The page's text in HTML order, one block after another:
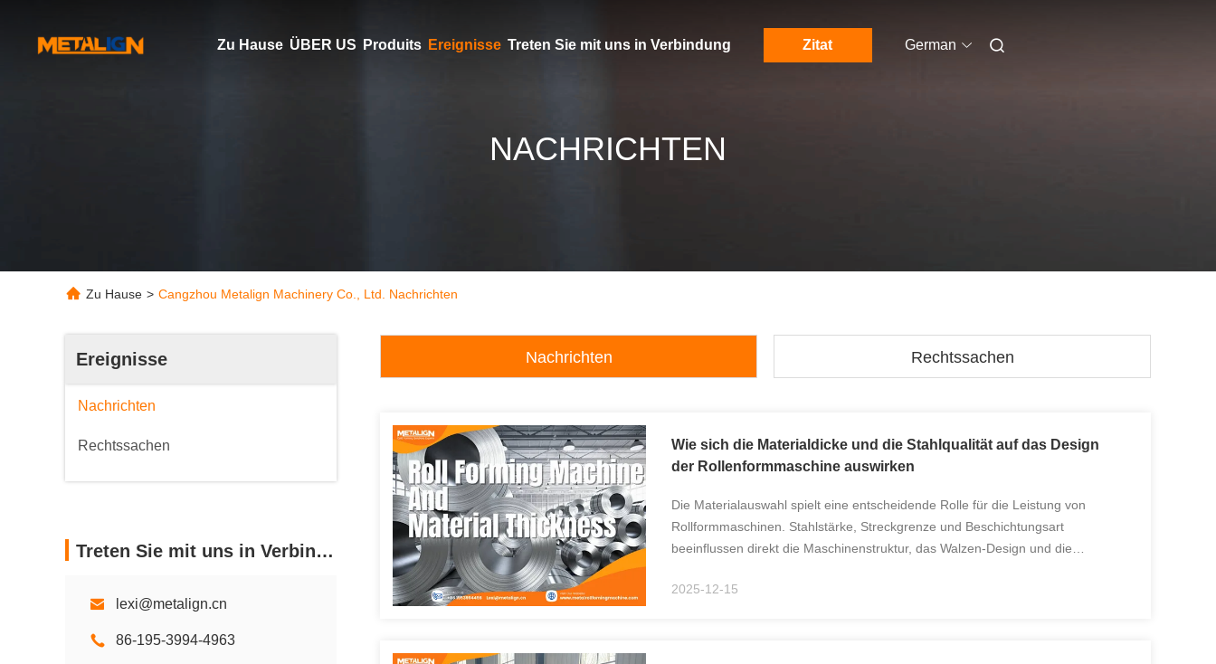
Zu Hause ÜBER US Produits Ereignisse Treten Sie mit uns in Verbindung Zitat German
NACHRICHTEN
Zu Hause > Cangzhou Metalign Machinery Co., Ltd. Nachrichten
Ereignisse
Nachrichten
Rechtssachen
Treten Sie mit uns in Verbindung
lexi@metalign.cn
86-195-3994-4963
Nachrichten Rechtssachen
Wie sich die Materialdicke und die Stahlqualität auf das Design
der Rollenformmaschine auswirken
Die Materialauswahl spielt eine entscheidende Rolle für die Leistung von
Rollformmaschinen. Stahlstärke, Streckgrenze und Beschichtungsart
beeinflussen direkt die Maschinenstruktur, das Walzen-Design und die
Installation oft vor ...
2025-12-15